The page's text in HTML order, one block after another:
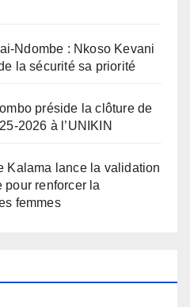
Ndombe : Nkoso Kevani
la sécurité sa priorité
préside la clôture de
2026 à l’UNIKIN
Kalama lance la validation
pour renforcer la
femmes